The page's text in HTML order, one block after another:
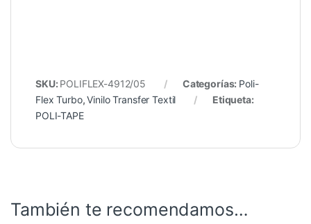
SKU: POLIFLEX-4912/05 Categorías: Poli-
Flex Turbo,Vinilo Transfer Textil
Etiqueta:
POLI-TAPE
También te recomendamos…